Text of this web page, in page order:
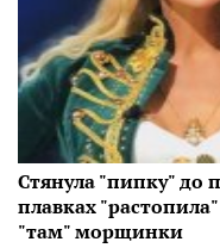
Стянула "пипку" до
плавках
"там" морщинки